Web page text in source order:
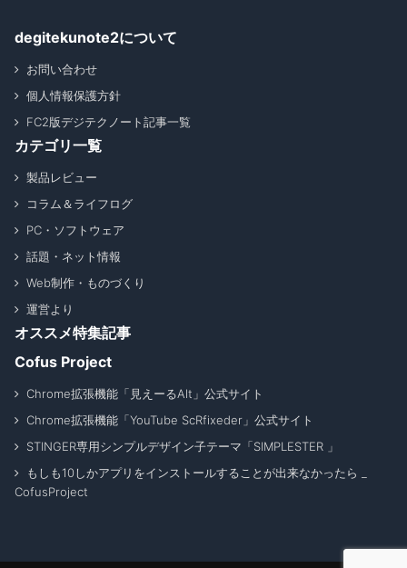
degitekunote2について
お問い合わせ
個人情報保護方針
FC2版デジテクノート記事一覧
カテゴリ一覧
製品レビュー
コラム＆ライフログ
PC・ソフトウェア
話題・ネット情報
Web制作・ものづくり
運営より
オススメ特集記事
Cofus Project
Chrome拡張機能「見えーるAlt」公式サイト
Chrome拡張機能「YouTube ScRfixeder」公式サイト
STINGER専用シンプルデザイン子テーマ「SIMPLESTER 」
もしも10しかアプリをインストールすることが出来なかったら _
CofusProject